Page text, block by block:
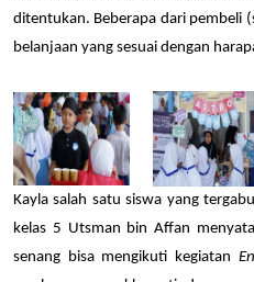
ditentukan. Beberapa dari pembeli
belanjaan yang sesuai dengan
Kayla salah satu siswa yang
kelas 5 Utsman bin Affan
senang bisa mengikuti kegiatan